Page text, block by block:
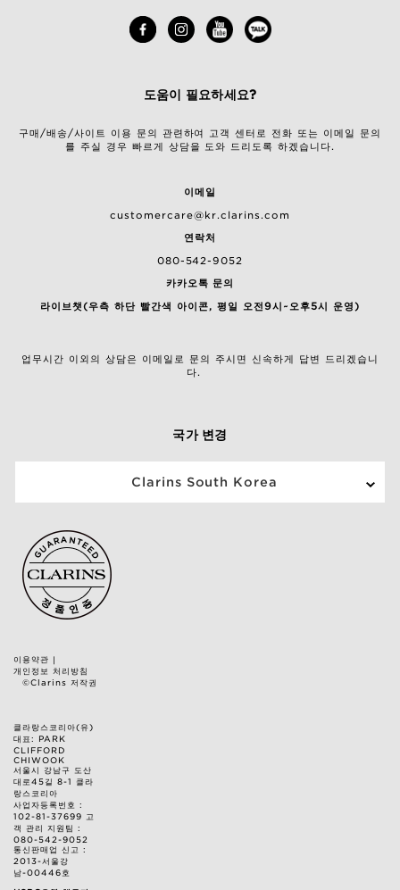
도움이 필요하세요?
구매/배송/사이트 이용 문의 관련하여 고객 센터로 전화 또는 이메일 문의
를 주실 경우 빠르게 상담을 도와 드리도록 하겠습니다.
이메일
customercare@kr.clarins.com
연락처
080-542-9052
카카오톡 문의
라이브챗(우측 하단 빨간색 아이콘, 평일 오전9시~오후5시 운영)
업무시간 이외의 상담은 이메일로 문의 주시면 신속하게 답변 드리겠습니
다.
국가 변경
Clarins South Korea
이용약관 |
개인정보 처리방침
©Clarins 저작권
클라랑스코리아(유)
대표: PARK
CLIFFORD
CHIWOOK
서울시 강남구 도산
대로45길 8-1 클라
랑스코리아
사업자등록번호 :
102-81-37699 고
객 관리 지원팀 :
080-542-9052
통신판매업 신고 :
2013-서울강
남-00446호